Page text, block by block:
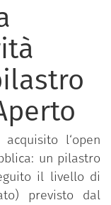
l‘open
un pilastro
il livello di
previsto dal